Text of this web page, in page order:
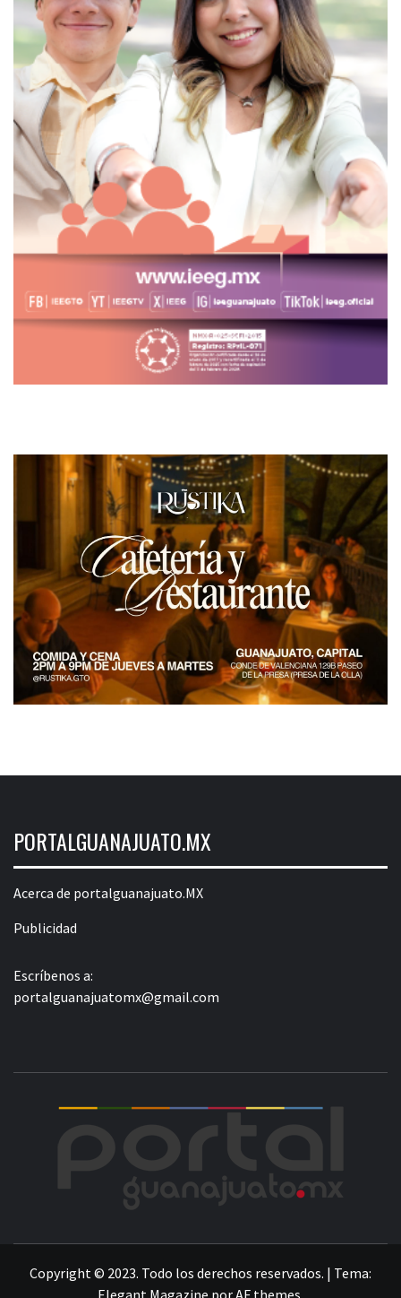
PORTALGUANAJUATO.MX
Acerca de portalguanajuato.MX
Publicidad
Escríbenos a:
portalguanajuatomx@gmail.com
Copyright © 2023. Todo los derechos reservados. | Tema:
Elegant Magazine porAF themes